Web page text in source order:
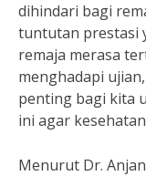
dihindari bagi
tuntutan prestasi
remaja merasa
menghadapi
penting bagi kita
ini agar
Menurut Dr.